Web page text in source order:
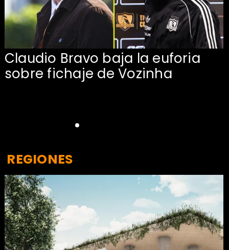
Claudio Bravo baja la euforia
sobre fichaje de Vozinha
REGIONES